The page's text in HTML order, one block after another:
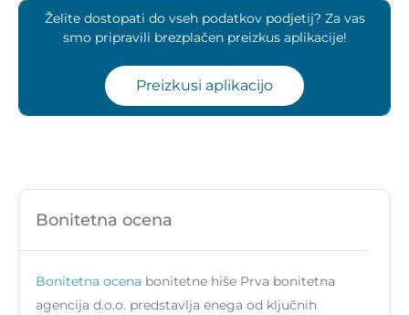
Želite dostopati do vseh podatkov podjetij? Za vas
smo pripravili brezplačen preizkus aplikacije!
Preizkusi aplikacijo
Bonitetna ocena
Bonitetna ocena bonitetne hiše Prva bonitetna
agencija d.o.o. predstavlja enega od ključnih